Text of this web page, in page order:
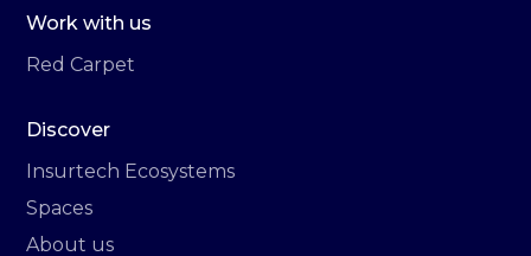
Work with us
Red Carpet
Discover
Insurtech Ecosystems
Spaces
About us